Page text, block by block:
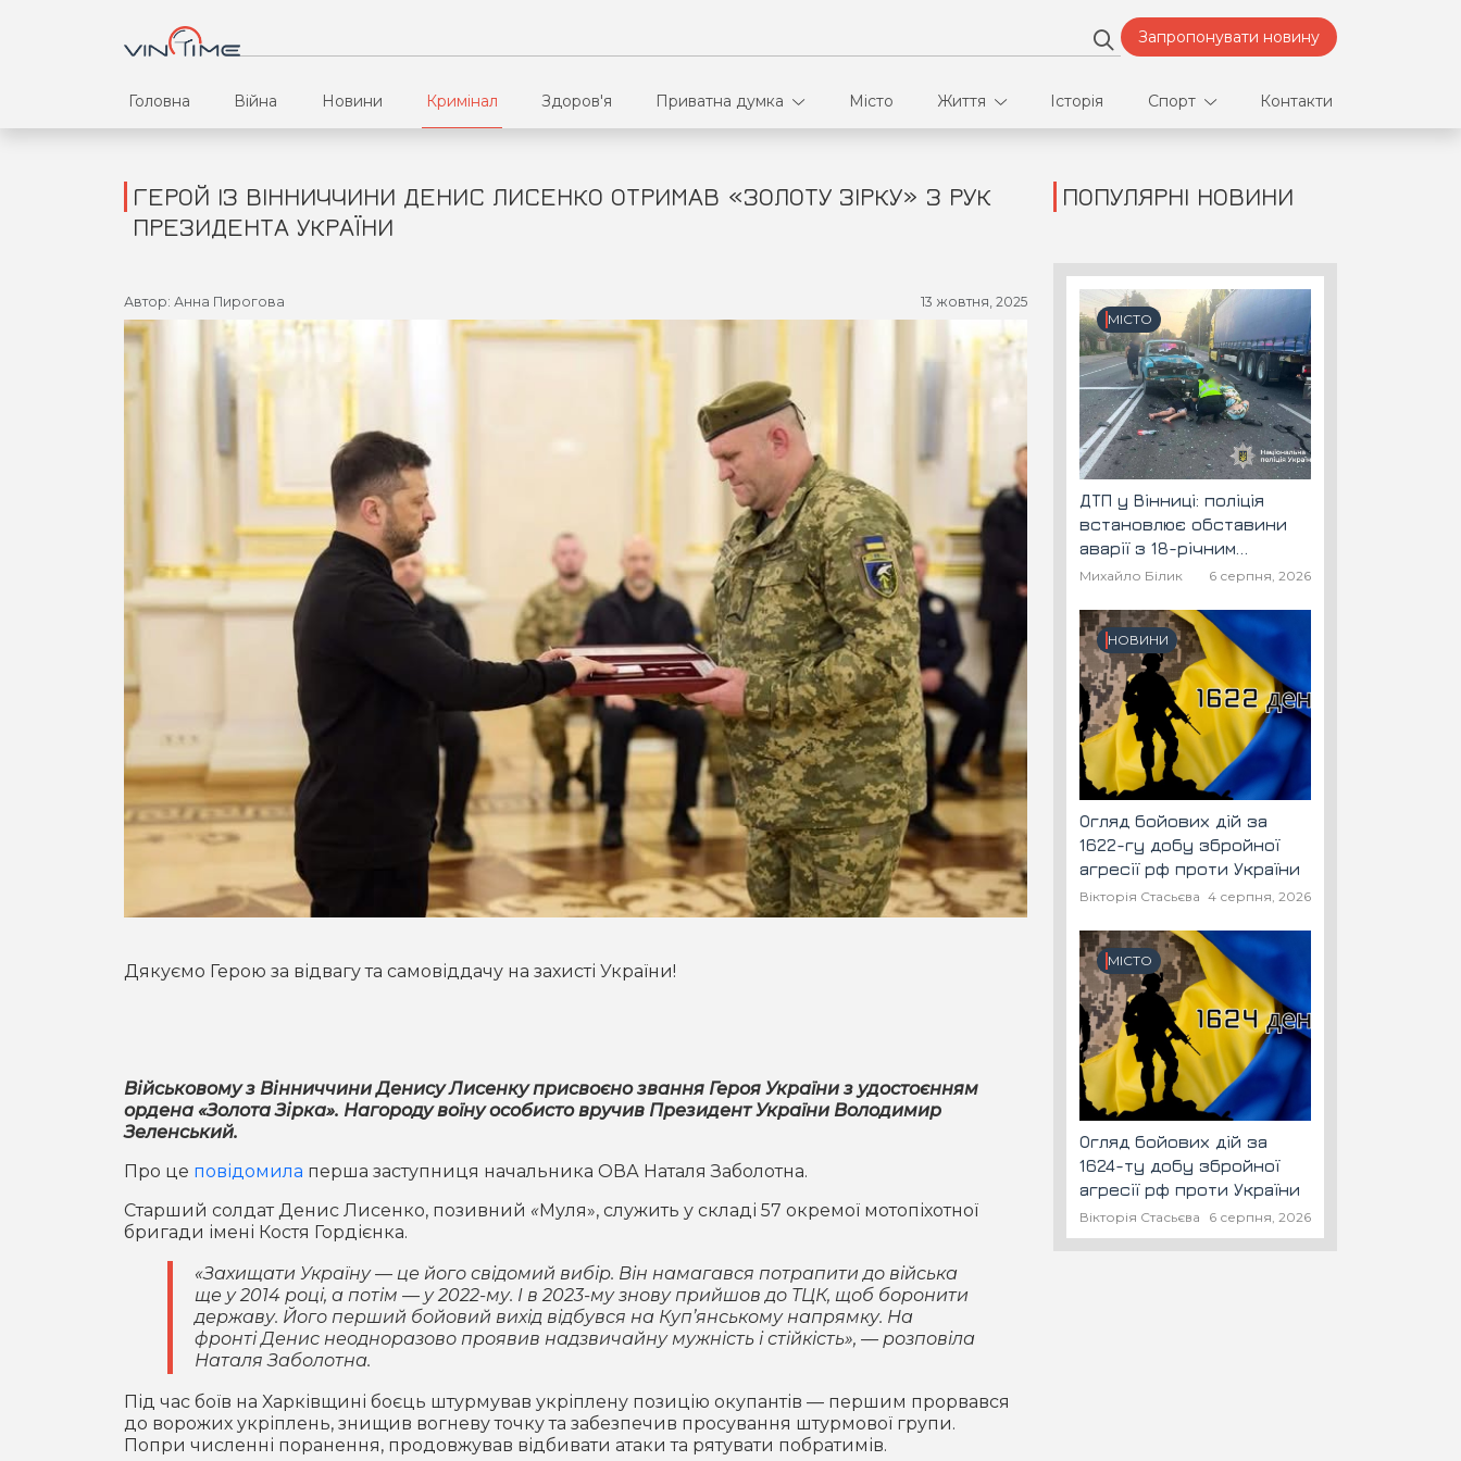
Запропонувати новину
Головна Війна Новини Кримінал Здоров'я Приватна думка
В кулуарах
Місто Життя
Відео
Спорт
Історія Спорт
Футбол
Контакти
ГЕРОЙ ІЗ ВІННИЧЧИНИ ДЕНИС ЛИСЕНКО ОТРИМАВ «ЗОЛОТУ ЗІРКУ» З РУК
ПРЕЗИДЕНТА УКРАЇНИ
Автор: Анна Пирогова 13 жовтня, 2025
Дякуємо Герою за відвагу та самовіддачу на захисті України!
Військовому з Вінниччини Денису Лисенку присвоєно звання Героя України з удостоєнням
ордена «Золота Зірка». Нагороду воїну особисто вручив Президент України Володимир
Зеленський.
Про це повідомила перша заступниця начальника ОВА Наталя Заболотна.
Старший солдат Денис Лисенко, позивний «Муля», служить у складі 57 окремої мотопіхотної
бригади імені Костя Гордієнка.
«Захищати Україну — це його свідомий вибір. Він намагався потрапити до війська
ще у 2014 році, а потім — у 2022-му. І в 2023-му знову прийшов до ТЦК, щоб боронити
державу. Його перший бойовий вихід відбувся на Куп’янському напрямку. На
фронті Денис неодноразово проявив надзвичайну мужність і стійкість», — розповіла
Наталя Заболотна.
Під час боїв на Харківщині боєць штурмував укріплену позицію окупантів — першим прорвався
до ворожих укріплень, знищив вогневу точку та забезпечив просування штурмової групи.
Попри численні поранення, продовжував відбивати атаки та рятувати побратимів.
ПОПУЛЯРНІ НОВИНИ
МІСТО
ДТП у Вінниці: поліція
встановлює обставини
аварії з 18-річним
скутеристом
Михайло Білик 6 серпня, 2026
НОВИНИ
Огляд бойових дій за
1622-гу добу збройної
агресії рф проти України
Вікторія Стасьєва 4 серпня, 2026
МІСТО
Огляд бойових дій за
1624-ту добу збройної
агресії рф проти України
Вікторія Стасьєва 6 серпня, 2026